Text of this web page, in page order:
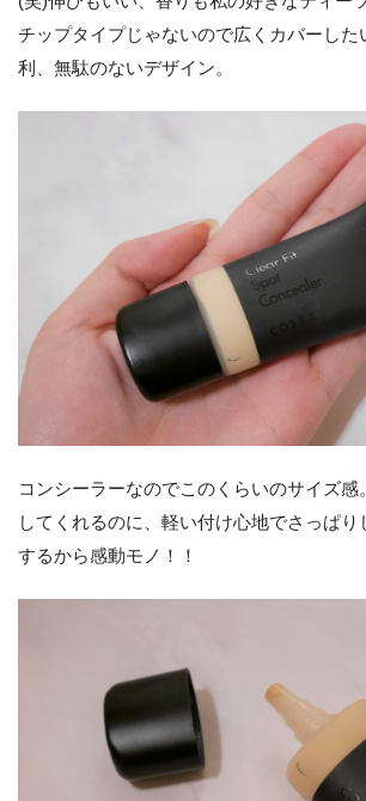
チップタイプじゃないので広くカバーした
利、無駄のないデザイン。
コンシーラーなのでこのくらいのサイズ感
してくれるのに、軽い付け心地でさっぱ
するから感動モノ！！